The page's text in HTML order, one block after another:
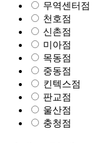
무역센터점
천호점
신촌점
미아점
목동점
중동점
킨텍스점
판교점
울산점
충청점